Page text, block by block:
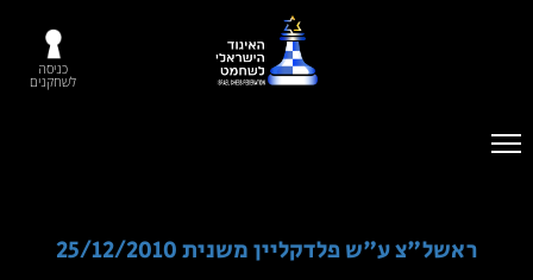
כניסה
לשחקנים
ראשל"צ ע"ש פלדקליין משנית 25/12/2010